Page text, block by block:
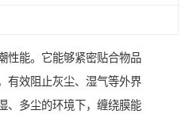
性能。它能够紧密贴合物品
有效阻止灰尘、湿气等外界
、多尘的环境下，缠绕膜能